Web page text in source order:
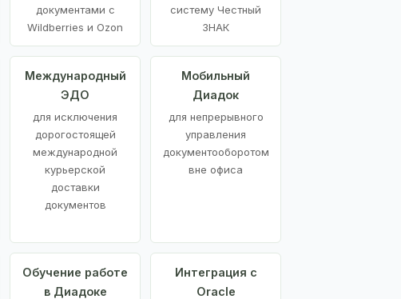
документами с
Wildberries и Ozon
систему Честный
ЗНАК
Международный
ЭДО
для исключения
дорогостоящей
международной
курьерской
доставки
документов
Мобильный
Диадок
для непрерывного
управления
документооборотом
вне офиса
Обучение работе
в Диадоке
Интеграция с
Oracle